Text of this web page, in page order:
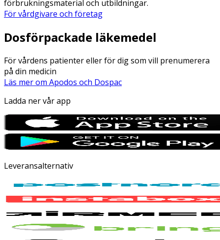
förbrukningsmaterial och utbildningar.
För vårdgivare och företag
Dosförpackade läkemedel
För vårdens patienter eller för dig som vill prenumerera
på din medicin
Läs mer om Apodos och Dospac
Ladda ner vår app
Leveransalternativ